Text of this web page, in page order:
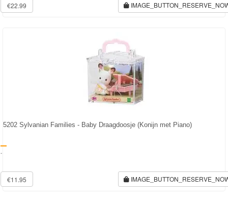
€22.99
5202 Sylvanian Families - Baby Draagdoosje (Konijn met Piano)
-
€11.95